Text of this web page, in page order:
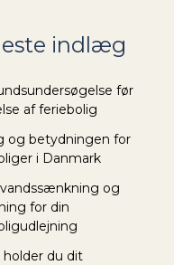
indlæg
før
af feriebolig
og betydningen for
i Danmark
og
for din
holder du dit